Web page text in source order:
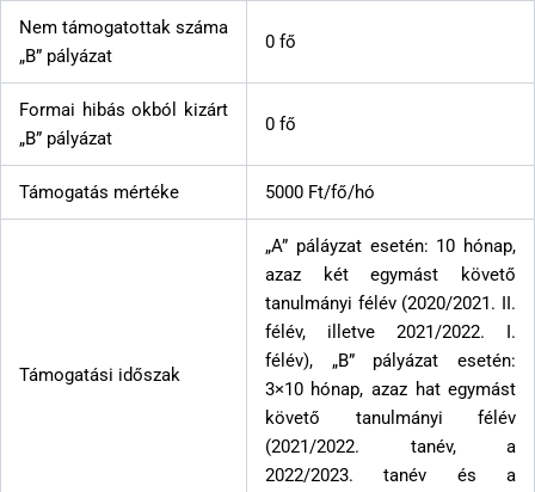
Nem támogatottak száma
„B” pályázat
0 fő
Formai hibás okból kizárt
„B” pályázat
0 fő
Támogatás mértéke 5000 Ft/fő/hó
Támogatási időszak
„A” páláyzat esetén: 10 hónap,
azaz két egymást követő
tanulmányi félév (2020/2021. II.
félév, illetve 2021/2022. I.
félév), „B” pályázat esetén:
3×10 hónap, azaz hat egymást
követő tanulmányi félév
(2021/2022. tanév, a
2022/2023. tanév és a